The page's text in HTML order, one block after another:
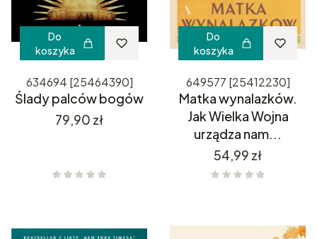
Do
koszyka
634694 [25464390]
Ślady palców bogów
Cena
79,90 zł
Do
koszyka
649577 [25412230]
Matka wynalazków.
Jak Wielka Wojna
urządza nam...
Cena
54,99 zł